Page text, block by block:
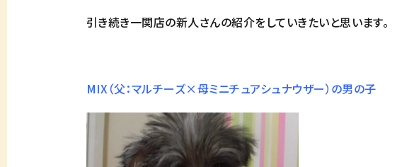
引き続き一関店の新人さんの紹介をしていきたいと思います。
MIX（父：マルチーズ×母ミニチュアシュナウザー）の男の子